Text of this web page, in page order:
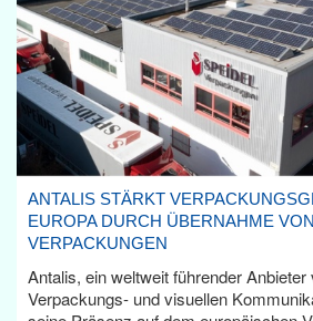
ANTALIS STÄRKT
EUROPA DURCH ÜBERNAHME
VERPACKUNGEN
Antalis, ein weltweit führender Anbieter
Verpackungs- und visuellen